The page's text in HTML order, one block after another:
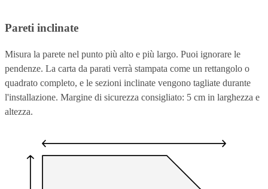
Pareti inclinate
Misura la parete nel punto più alto e più largo. Puoi ignorare le
pendenze. La carta da parati verrà stampata come un rettangolo o
quadrato completo, e le sezioni inclinate vengono tagliate durante
l'installazione. Margine di sicurezza consigliato: 5 cm in larghezza e
altezza.